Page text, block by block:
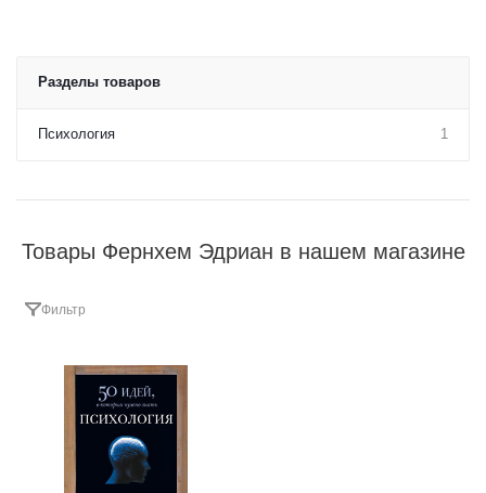
Разделы товаров
Психология 1
Товары Фернхем Эдриан в нашем магазине
Фильтр